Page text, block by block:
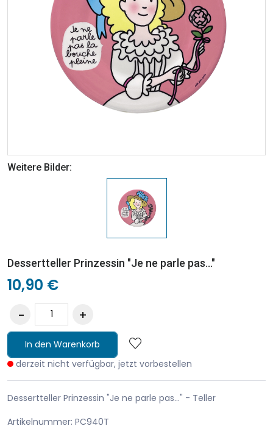
Weitere Bilder:
Dessertteller Prinzessin "Je ne parle pas..."
10,90 €
In den Warenkorb
derzeit nicht verfügbar, jetzt vorbestellen
Dessertteller Prinzessin "Je ne parle pas..." - Teller
Artikelnummer: PC940T